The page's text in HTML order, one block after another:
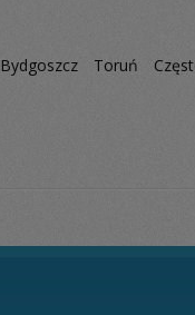
Bydgoszcz Toruń